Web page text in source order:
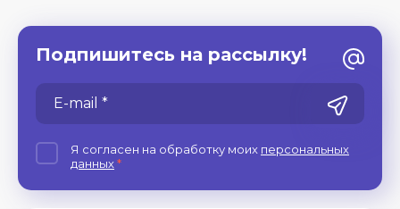
Подпишитесь на рассылку!
Я согласен на обработку моих персональных
данных*